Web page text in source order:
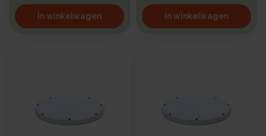
In winkelwagen In winkelwagen